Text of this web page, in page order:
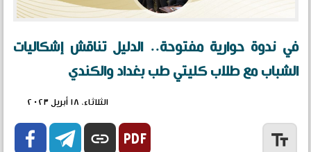
في ندوة حوارية مفتوحة.. الدليل تناقش إشكاليات
الشباب مع طلاب كليتي طب بغداد والكندي
الثلاثاء، ١٨ أبريل ٢٠٢٣
  link text_fields